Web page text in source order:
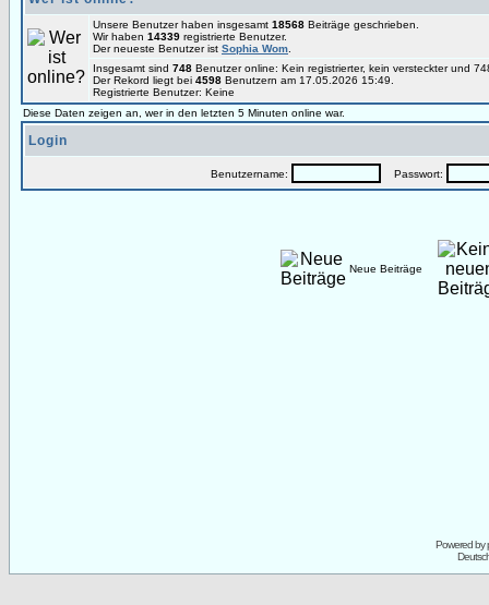
Unsere Benutzer haben insgesamt 18568 Beiträge geschrieben.
Wir haben 14339 registrierte Benutzer.
Der neueste Benutzer ist Sophia Wom
Insgesamt sind 748 Benutzer online: Kein registrierter, kein versteckter und
Der Rekord liegt bei 4598 Benutzern am 17.05.2026 15:49.
Registrierte Benutzer: Keine
Diese Daten zeigen an, wer in den letzten 5 Minuten online war.
Login
Benutzername: Passwort:
Neue Beiträge
Powered by